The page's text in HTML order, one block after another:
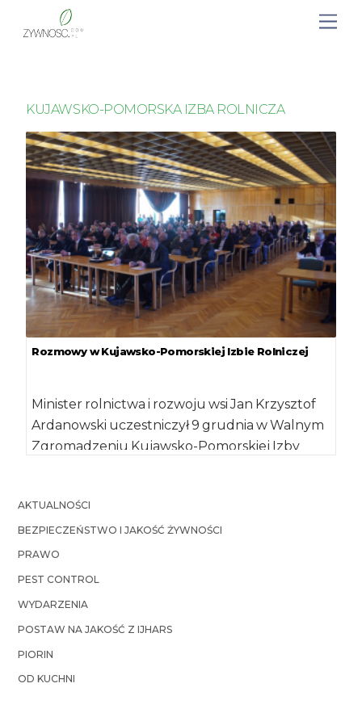
KUJAWSKO-POMORSKA IZBA ROLNICZA
Rozmowy w Kujawsko-Pomorskiej Izbie Rolniczej
Minister rolnictwa i rozwoju wsi Jan Krzysztof
Ardanowski uczestniczył 9 grudnia w Walnym
Zgromadzeniu Kujawsko-Pomorskiej Izby
AKTUALNOŚCI
BEZPIECZEŃSTWO I JAKOŚĆ ŻYWNOŚCI
PRAWO
PEST CONTROL
WYDARZENIA
POSTAW NA JAKOŚĆ Z IJHARS
PIORIN
OD KUCHNI